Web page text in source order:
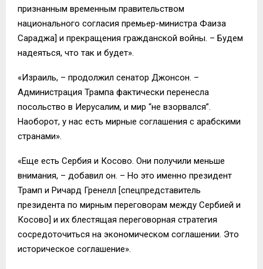
признанным временным правительством
национального согласия премьер-министра Фаиза
Сараджа] и прекращения гражданской войны. – Будем
надеяться, что так и будет».
«Израиль, – продолжил сенатор Джонсон. –
Администрация Трампа фактически перенесла
посольство в Иерусалим, и мир “не взорвался”.
Наоборот, у нас есть мирные соглашения с арабскими
странами».
«Еще есть Сербия и Косово. Они получили меньше
внимания, – добавил он. – Но это именно президент
Трамп и Ричард Гренелл [спецпредставитель
президента по мирным переговорам между Сербией и
Косово] и их блестящая переговорная стратегия
сосредоточиться на экономическом соглашении. Это
историческое соглашение».